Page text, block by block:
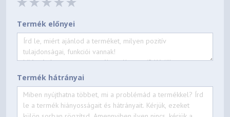
Termék előnyei
Termék hátrányai